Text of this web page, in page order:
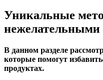
Уникальные
В данном разделе
которые помогут
продуктах.